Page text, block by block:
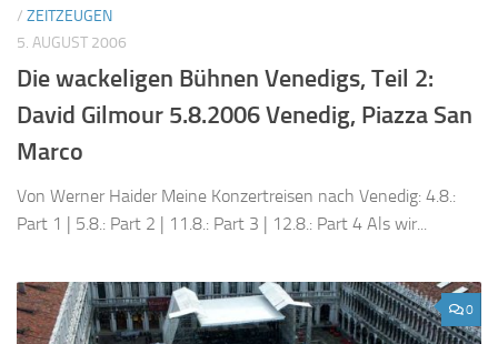
/ ZEITZEUGEN
5. AUGUST 2006
Die wackeligen Bühnen Venedigs, Teil 2:
David Gilmour 5.8.2006 Venedig, Piazza San
Marco
Von Werner Haider Meine Konzertreisen nach Venedig: 4.8.:
Part 1 | 5.8.: Part 2 | 11.8.: Part 3 | 12.8.: Part 4 Als wir...
0